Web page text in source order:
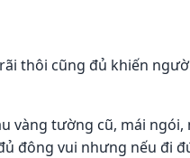
thôi cũng đủ khiến
vàng tường cũ, mái
đông vui nhưng nếu đi